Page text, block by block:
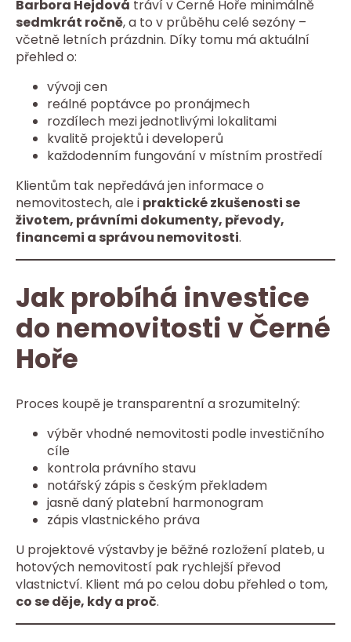
Barbora Hejdová tráví v Černé Hoře minimálně
sedmkrát ročně, a to v průběhu celé sezóny –
včetně letních prázdnin. Díky tomu má aktuální
přehled o:
vývoji cen
reálné poptávce po pronájmech
rozdílech mezi jednotlivými lokalitami
kvalitě projektů i developerů
každodenním fungování v místním prostředí
Klientům tak nepředává jen informace o
nemovitostech, ale i praktické zkušenosti se
životem, právními dokumenty, převody,
financemi a správou nemovitosti.
Jak probíhá investice
do nemovitosti v Černé
Hoře
Proces koupě je transparentní a srozumitelný:
výběr vhodné nemovitosti podle investičního
cíle
kontrola právního stavu
notářský zápis s českým překladem
jasně daný platební harmonogram
zápis vlastnického práva
U projektové výstavby je běžné rozložení plateb, u
hotových nemovitostí pak rychlejší převod
vlastnictví. Klient má po celou dobu přehled o tom,
co se děje, kdy a proč.